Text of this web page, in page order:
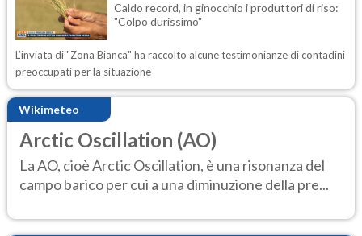
Caldo record, in ginocchio i produttori di riso:
"Colpo durissimo"
L’inviata di "Zona Bianca" ha raccolto alcune testimonianze di contadini
preoccupati per la situazione
Wikimeteo
Arctic Oscillation (AO)
La AO, cioè Arctic Oscillation, è una risonanza del
campo barico per cui a una diminuzione della pre...